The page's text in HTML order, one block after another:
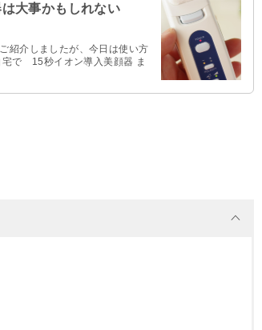
大事かもしれない
紹介しましたが、今日は使い方
宅で 15秒イオン導入美顔器 ま